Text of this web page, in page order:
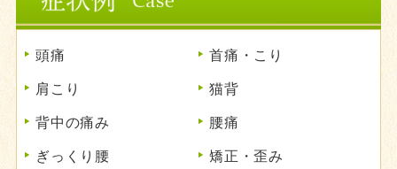
頭痛
首痛・こり
肩こり
猫背
背中の痛み
腰痛
ぎっくり腰
矯正・歪み